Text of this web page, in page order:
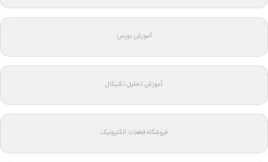
آموزش بورس
آموزش تحلیل تکنیکال
فروشگاه قطعات الکترونیک